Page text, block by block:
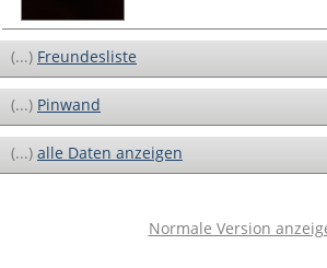
(...) Freundesliste
(...) Pinwand
(...) alle Daten anzeigen
Normale Version